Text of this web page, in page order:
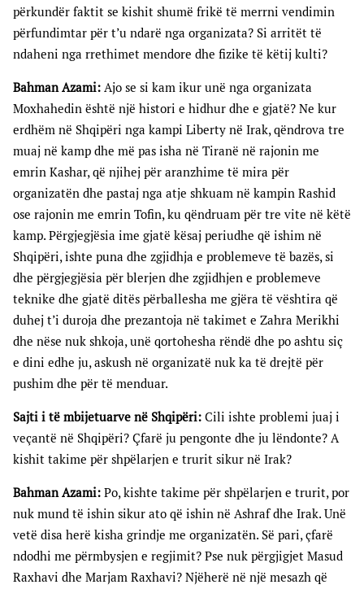
përkundër faktit se kishit shumë frikë të merrni vendimin
përfundimtar për t’u ndarë nga organizata? Si arritët të
ndaheni nga rrethimet mendore dhe fizike të këtij kulti?
Bahman Azami: Ajo se si kam ikur unë nga organizata
Moxhahedin është një histori e hidhur dhe e gjatë? Ne kur
erdhëm në Shqipëri nga kampi Liberty në Irak, qëndrova tre
muaj në kamp dhe më pas isha në Tiranë në rajonin me
emrin Kashar, që njihej për aranzhime të mira për
organizatën dhe pastaj nga atje shkuam në kampin Rashid
ose rajonin me emrin Tofin, ku qëndruam për tre vite në këtë
kamp. Përgjegjësia ime gjatë kësaj periudhe që ishim në
Shqipëri, ishte puna dhe zgjidhja e problemeve të bazës, si
dhe përgjegjësia për blerjen dhe zgjidhjen e problemeve
teknike dhe gjatë ditës përballesha me gjëra të vështira që
duhej t’i duroja dhe prezantoja në takimet e Zahra Merikhi
dhe nëse nuk shkoja, unë qortohesha rëndë dhe po ashtu siç
e dini edhe ju, askush në organizatë nuk ka të drejtë për
pushim dhe për të menduar.
Sajti i të mbijetuarve në Shqipëri: Cili ishte problemi juaj i
veçantë në Shqipëri? Çfarë ju pengonte dhe ju lëndonte? A
kishit takime për shpëlarjen e trurit sikur në Irak?
Bahman Azami: Po, kishte takime për shpëlarjen e trurit, por
nuk mund të ishin sikur ato që ishin në Ashraf dhe Irak. Unë
vetë disa herë kisha grindje me organizatën. Së pari, çfarë
ndodhi me përmbysjen e regjimit? Pse nuk përgjigjet Masud
Raxhavi dhe Marjam Raxhavi? Njëherë në një mesazh që